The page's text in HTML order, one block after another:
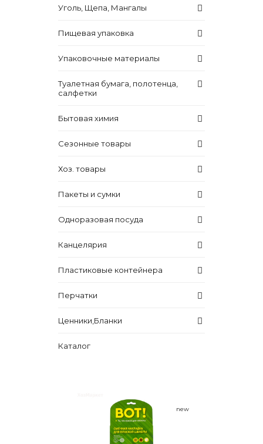
Уголь, Щепа, Мангалы
Пищевая упаковка
Упаковочные материалы
Туалетная бумага, полотенца,
салфетки
Бытовая химия
Сезонные товары
Хоз. товары
Пакеты и сумки
Одноразовая посуда
Канцелярия
Пластиковые контейнера
Перчатки
Ценники,Бланки
Каталог
new